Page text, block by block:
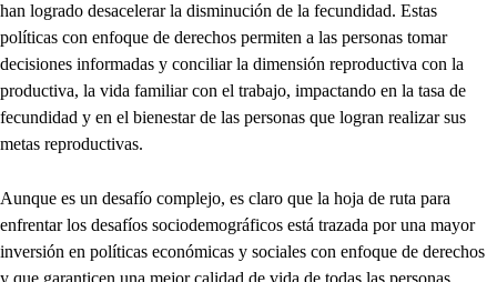
han logrado desacelerar la disminución de la fecundidad. Estas
políticas con enfoque de derechos permiten a las personas tomar
decisiones informadas y conciliar la dimensión reproductiva con la
productiva, la vida familiar con el trabajo, impactando en la tasa de
fecundidad y en el bienestar de las personas que logran realizar sus
metas reproductivas.
Aunque es un desafío complejo, es claro que la hoja de ruta para
enfrentar los desafíos sociodemográficos está trazada por una mayor
inversión en políticas económicas y sociales con enfoque de derechos
y que garanticen una mejor calidad de vida de todas las personas.